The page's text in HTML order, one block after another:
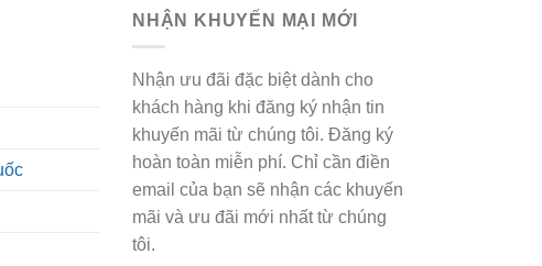
NHẬN KHUYẾN MẠI MỚI
Nhận ưu đãi đặc biệt dành cho
khách hàng khi đăng ký nhận tin
khuyến mãi từ chúng tôi. Đăng ký
hoàn toàn miễn phí. Chỉ cần điền
email của bạn sẽ nhận các khuyến
mãi và ưu đãi mới nhất từ chúng
tôi.